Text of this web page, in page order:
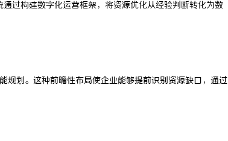
构建数字化运营框架，将资源优化从经验判断转化为数
规划。这种前瞻性布局使企业能够提前识别资源缺口，通过